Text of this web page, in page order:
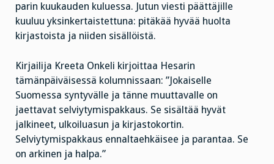
parin kuukauden kuluessa. Jutun viesti päättäjille
kuuluu yksinkertaistettuna: pitäkää hyvää huolta
kirjastoista ja niiden sisällöistä.
Kirjailija Kreeta Onkeli kirjoittaa Hesarin
tämänpäiväisessä kolumnissaan: ”Jokaiselle
Suomessa syntyvälle ja tänne muuttavalle on
jaettavat selviytymispakkaus. Se sisältää hyvät
jalkineet, ulkoiluasun ja kirjastokortin.
Selviytymispakkaus ennaltaehkäisee ja parantaa. Se
on arkinen ja halpa.”